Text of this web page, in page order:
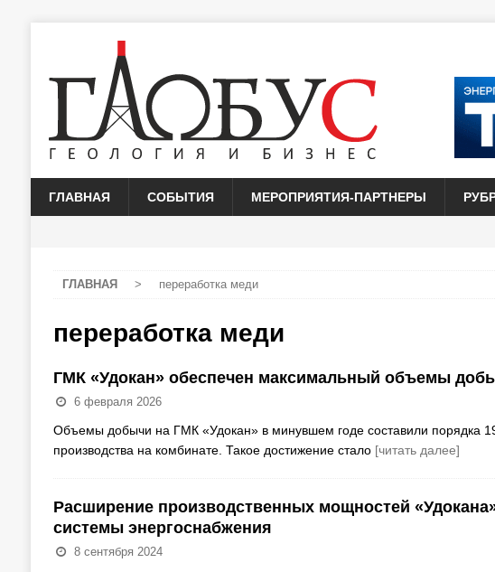
ГЛАВНАЯ СОБЫТИЯ МЕРОПРИЯТИЯ-ПАРТНЕРЫ
ГЛАВНАЯ > переработка меди
переработка меди
ГМК «Удокан» обеспечен максимальный объемы
6 февраля 2026
Объемы добычи на ГМК «Удокан» в минувшем годе составили порядка
производства на комбинате. Такое достижение стало [читать далее]
Расширение производственных мощностей
системы энергоснабжения
8 сентября 2024